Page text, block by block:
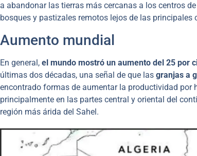
a abandonar las tierras más cercanas a los centros
bosques y pastizales remotos lejos de las
Aumento mundial
En general, el mundo mostró un aumento del 25 por
últimas dos décadas, una señal de que las granjas a
encontrado formas de aumentar la productividad por
principalmente en las partes central y oriental del
región más árida del Sahel.